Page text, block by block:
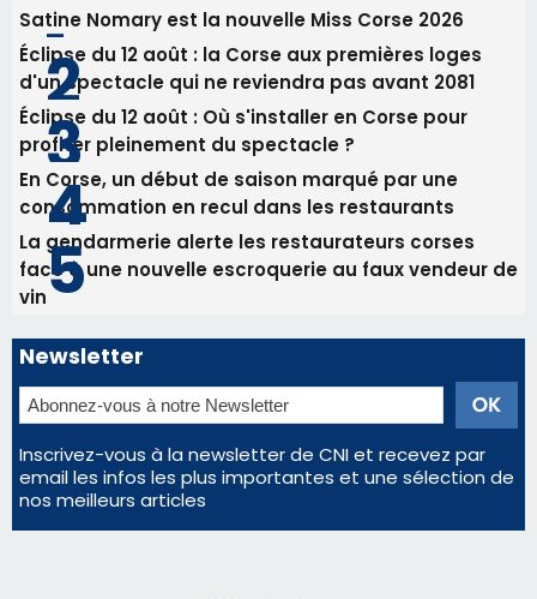
31/07/2026 08:22
82ème anniversaire de la disparition du
Commandant Antoine de Saint Exupery
Les plus lus
Satine Nomary est la nouvelle Miss Corse 2026
Éclipse du 12 août : la Corse aux premières loges
d'un spectacle qui ne reviendra pas avant 2081
Éclipse du 12 août : Où s'installer en Corse pour
profiter pleinement du spectacle ?
En Corse, un début de saison marqué par une
consommation en recul dans les restaurants
La gendarmerie alerte les restaurateurs corses
face à une nouvelle escroquerie au faux vendeur de